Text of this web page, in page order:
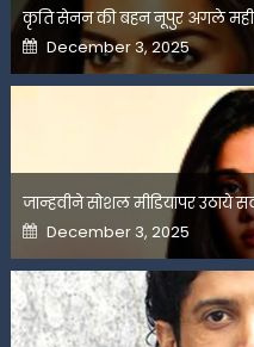
कृति सेनन की बहन नूपुर अगले
Posted
on
December 3, 2025
जान्हवीने सोशल मीडियापर उठाये
Posted
on
December 3, 2025